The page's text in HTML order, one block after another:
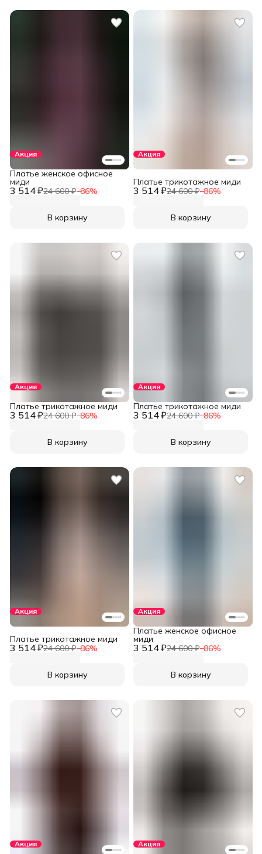
Акция
3 514 ₽24 600 ₽−86%
Платье женское офисное
миди
В корзину
Акция
3 514 ₽24 600 ₽−86%
Платье трикотажное миди
В корзину
Акция
3 514 ₽24 600 ₽−86%
Платье трикотажное миди
В корзину
Акция
3 514 ₽24 600 ₽−86%
Платье трикотажное миди
В корзину
Акция
3 514 ₽24 600 ₽−86%
Платье трикотажное миди
В корзину
Акция
3 514 ₽24 600 ₽−86%
Платье женское офисное
миди
В корзину
Акция Акция